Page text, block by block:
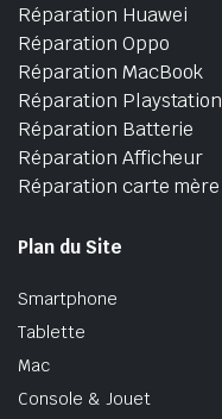
Réparation Huawei
Réparation Oppo
Réparation MacBook
Réparation Playstation
Réparation Batterie
Réparation Afficheur
Réparation carte mère
Plan du Site
Smartphone
Tablette
Mac
Console & Jouet